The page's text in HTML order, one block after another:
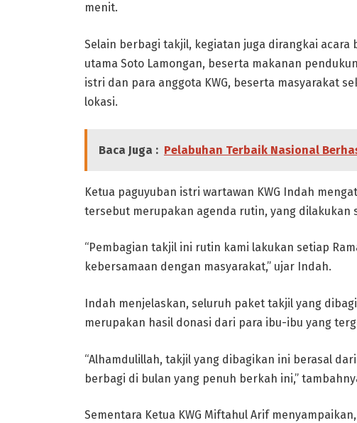
menit.
Selain berbagi takjil, kegiatan juga dirangkai
utama Soto Lamongan, beserta makanan
istri dan para anggota KWG, beserta masyarakat
lokasi.
Baca Juga : Pelabuhan Terbaik Nasional
Ketua paguyuban istri wartawan KWG Indah
tersebut merupakan agenda rutin, yang dilakukan
“Pembagian takjil ini rutin kami lakukan setiap
kebersamaan dengan masyarakat,” ujar Indah.
Indah menjelaskan, seluruh paket takjil yang
merupakan hasil donasi dari para ibu-ibu yang
“Alhamdulillah, takjil yang dibagikan ini berasal
berbagi di bulan yang penuh berkah ini,”
Sementara Ketua KWG Miftahul Arif